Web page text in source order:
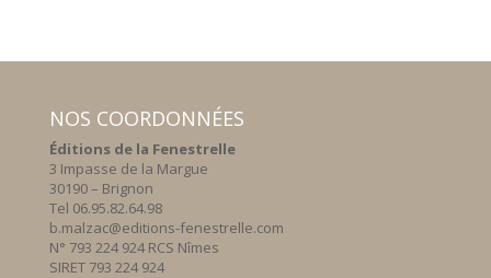
NOS COORDONNÉES
Éditions de la Fenestrelle
3 Impasse de la Margue
30190 – Brignon
Tel 06.95.82.64.98
b.malzac@editions-fenestrelle.com
N° 793 224 924 RCS Nîmes
SIRET 793 224 924